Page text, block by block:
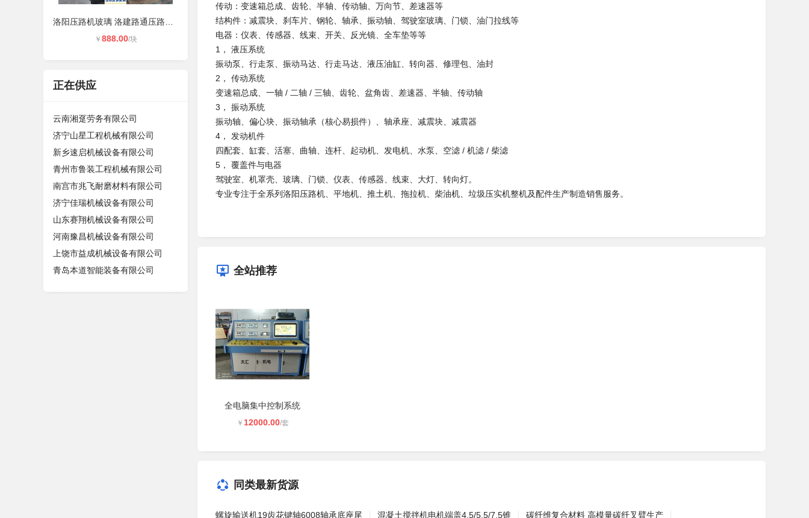
￥ 888.00/块
正在供应
云南湘趸劳务有限公司
济宁山星工程机械有限公司
新乡速启机械设备有限公司
青州市鲁装工程机械有限公司
南宫市兆飞耐磨材料有限公司
济宁佳瑞机械设备有限公司
山东赛翔机械设备有限公司
河南豫昌机械设备有限公司
上饶市益成机械设备有限公司
青岛本道智能装备有限公司
传动：变速箱总成、齿轮、半轴、传动轴、万向节、差速器等
结构件：减震块、刹车片、钢轮、轴承、振动轴、驾驶室玻璃、门锁、油门拉线等
电器：仪表、传感器、线束、开关、反光镜、全车垫等等
1， 液压系统
振动泵、行走泵、振动马达、行走马达、液压油缸、转向器、修理包、油封
2， 传动系统
变速箱总成、一轴 / 二轴 / 三轴、齿轮、盆角齿、差速器、半轴、传动轴
3， 振动系统
振动轴、偏心块、振动轴承（核心易损件）、轴承座、减震块、减震器
4， 发动机件
四配套、缸套、活塞、曲轴、连杆、起动机、发电机、水泵、空滤 / 机滤 / 柴滤
5， 覆盖件与电器
驾驶室、机罩壳、玻璃、门锁、仪表、传感器、线束、大灯、转向灯。
专业专注于全系列洛阳压路机、平地机、推土机、拖拉机、柴油机、垃圾压实机整机及配件生产制造销售服务。
全站推荐
全电脑集中控制系统
￥ 12000.00/套
同类最新货源
螺旋输送机19齿花键轴6008轴承底座尾 混凝土搅拌机电机端盖4.5/5.5/7.5锥 碳纤维复合材料 高模量碳纤叉臂生产